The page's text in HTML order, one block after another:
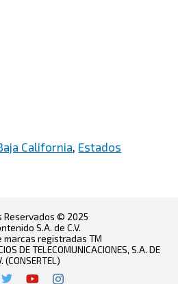
California, Estados
Reservados © 2025
S.A. de C.V.
marcas registradas TM
DE TELECOMUNICACIONES, S.A. DE
(CONSERTEL)